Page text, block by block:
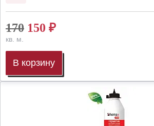
170 150 ₽
кв. м.
В корзину